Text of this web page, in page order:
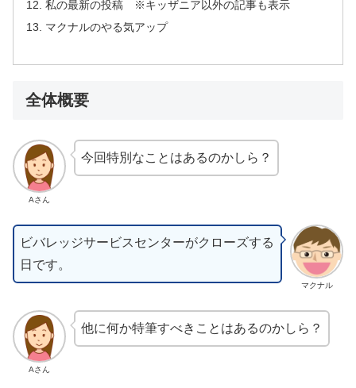
私の最新の投稿 ※キッザニア以外の記事も表示
マクナルのやる気アップ
全体概要
Aさん
今回特別なことはあるのかしら？
マクナル
ビバレッジサービスセンターがクローズする
日です。
Aさん
他に何か特筆すべきことはあるのかしら？